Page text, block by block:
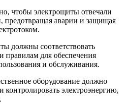
чтобы электрощиты отвечали
предотвращая аварии и защищая
должны соответствовать
правилам для обеспечения
и обслуживания.
оборудование должно
контролировать электроэнергию,